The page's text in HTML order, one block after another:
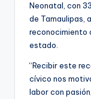
Neonatal, con
de Tamaulipas,
reconocimiento
estado.
“Recibir este
cívico nos
labor con